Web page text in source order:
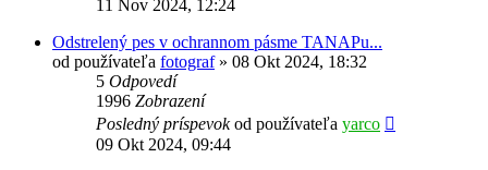
11 Nov 2024, 12:24
Odstrelený pes v ochrannom pásme TANAPu...
od používateľa fotograf» 08 Okt 2024, 18:32
5 Odpovedí
1996 Zobrazení
Posledný príspevokod používateľa yarco
09 Okt 2024, 09:44